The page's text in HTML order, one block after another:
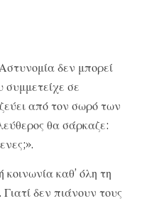
δεν μπορεί
συμμετείχε σε
από τον σωρό των
θα σάρκαζε:
καθ’ όλη τη
δεν πιάνουν τους